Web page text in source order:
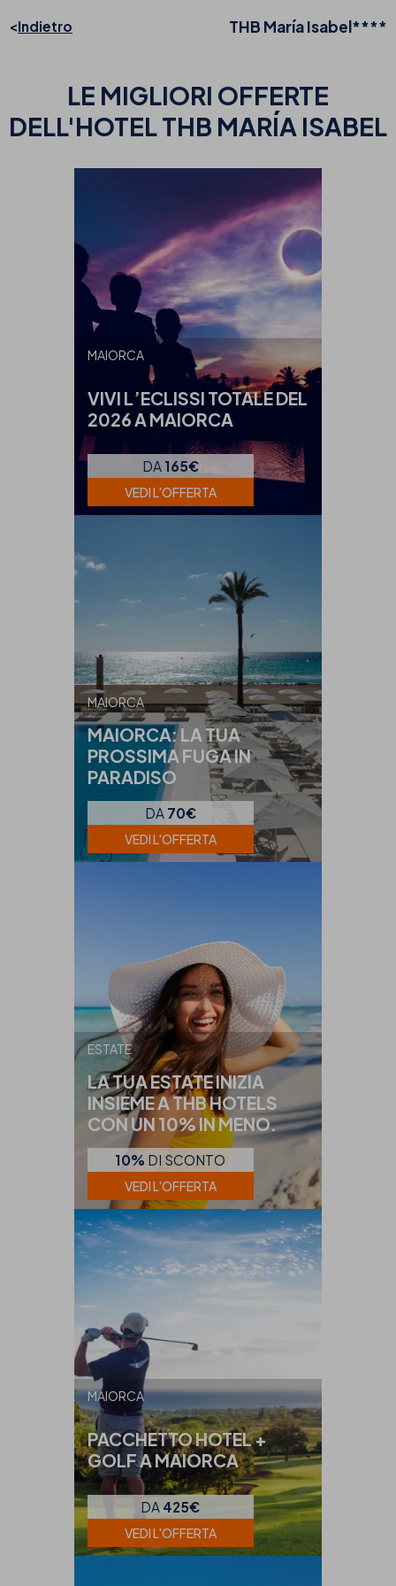
Indietro THB María Isabel****
LE MIGLIORI OFFERTE
DELL'HOTEL THB MARÍA ISABEL
MAIORCA
VIVI L’ECLISSI TOTALE DEL
2026 A MAIORCA
DA 165€
VEDI L'OFFERTA
MAIORCA
MAIORCA: LA TUA
PROSSIMA FUGA IN
PARADISO
DA 70€
VEDI L'OFFERTA
ESTATE
LA TUA ESTATE INIZIA
INSIEME A THB HOTELS
CON UN 10% IN MENO.
10% DI SCONTO
VEDI L'OFFERTA
MAIORCA
PACCHETTO HOTEL +
GOLF A MAIORCA
DA 425€
VEDI L'OFFERTA